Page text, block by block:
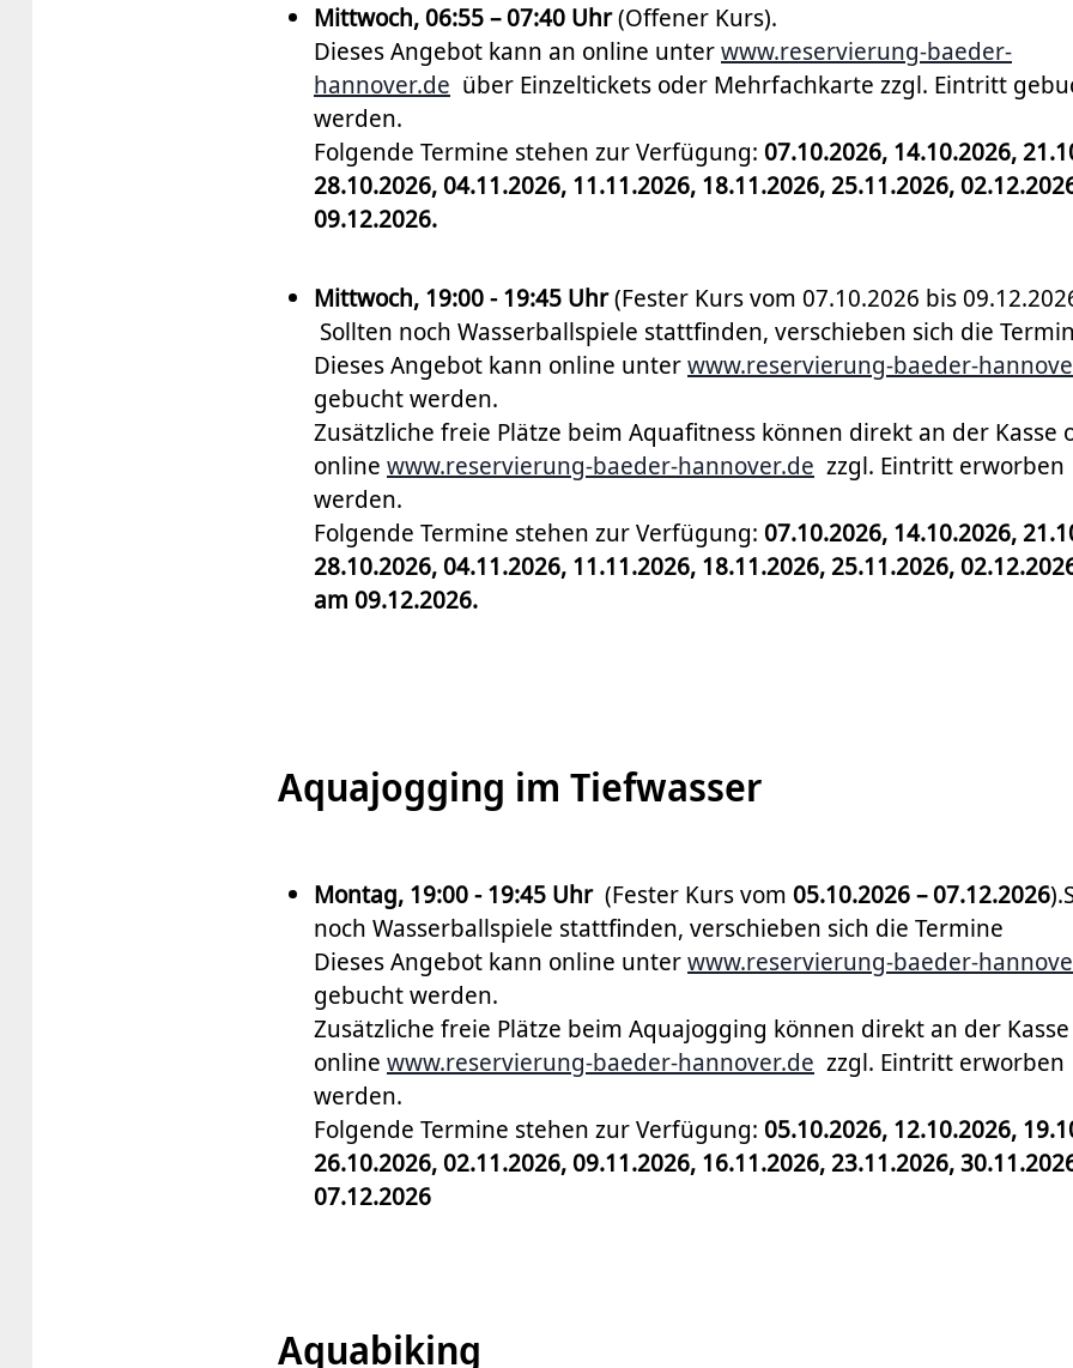
Mittwoch, 06:55 – 07:40 Uhr(Offener Kurs).
Dieses Angebot kann an online unterwww.reservierung-baeder-
hannover.de über Einzeltickets oder Mehrfachkarte zzgl. Eintritt
werden.
Folgende Termine stehen zur Verfügung: 07.10.2026, 14.10.2026,
28.10.2026, 04.11.2026, 11.11.2026, 18.11.2026, 25.11.2026,
09.12.2026.
Mittwoch, 19:00 - 19:45 Uhr(Fester Kurs vom 07.10.2026 bis
Sollten noch Wasserballspiele stattfinden, verschieben sich die
Dieses Angebot kann online unterwww.reservierung-baeder-
gebucht werden.
Zusätzliche freie Plätze beim Aquafitness können direkt an der Kasse
online www.reservierung-baeder-hannover.de zzgl. Eintritt erworben
werden.
Folgende Termine stehen zur Verfügung: 07.10.2026, 14.10.2026,
28.10.2026, 04.11.2026, 11.11.2026, 18.11.2026, 25.11.2026,
am 09.12.2026.
Aquajogging im Tiefwasser
Montag, 19:00 - 19:45 Uhr(Fester Kurs vom 05.10.2026 – 07.12.2026
noch Wasserballspiele stattfinden, verschieben sich die Termine
Dieses Angebot kann online unterwww.reservierung-baeder-
gebucht werden.
Zusätzliche freie Plätze beim Aquajogging können direkt an der
online www.reservierung-baeder-hannover.de zzgl. Eintritt erworben
werden.
Folgende Termine stehen zur Verfügung: 05.10.2026, 12.10.2026,
26.10.2026, 02.11.2026, 09.11.2026, 16.11.2026, 23.11.2026,
07.12.2026
Aquabiking